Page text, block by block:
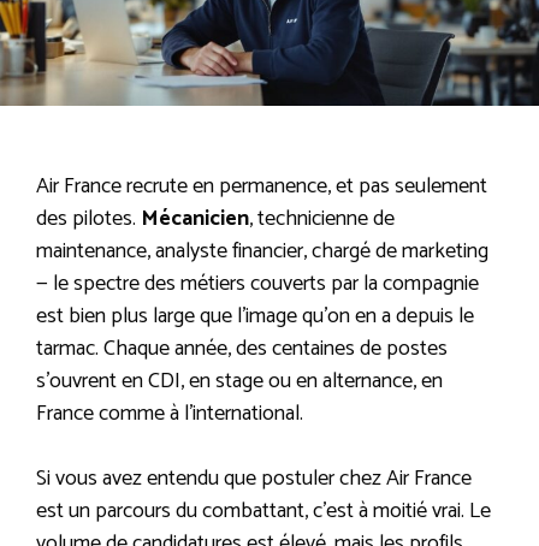
Air France recrute en permanence, et pas seulement
des pilotes. Mécanicien, technicienne de
maintenance, analyste financier, chargé de marketing
— le spectre des métiers couverts par la compagnie
est bien plus large que l’image qu’on en a depuis le
tarmac. Chaque année, des centaines de postes
s’ouvrent en CDI, en stage ou en alternance, en
France comme à l’international.
Si vous avez entendu que postuler chez Air France
est un parcours du combattant, c’est à moitié vrai. Le